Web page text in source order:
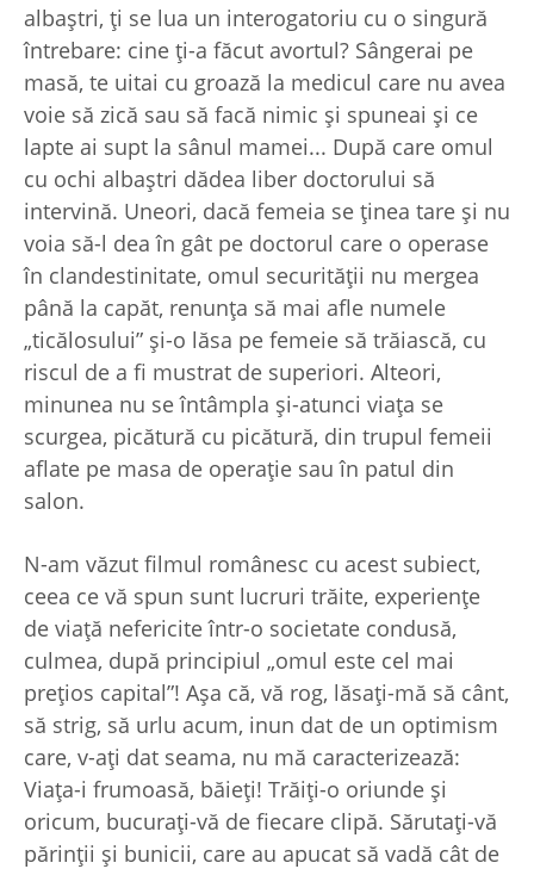
albaştri, ţi se lua un interogatoriu cu o singură
întrebare: cine ţi-a făcut avortul? Sângerai pe
masă, te uitai cu groază la medicul care nu avea
voie să zică sau să facă nimic şi spuneai şi ce
lapte ai supt la sânul mamei... După care omul
cu ochi albaştri dădea liber doctorului să
intervină. Uneori, dacă femeia se ţinea tare şi nu
voia să-l dea în gât pe doctorul care o operase
în clandestinitate, omul securităţii nu mergea
până la capăt, renunţa să mai afle numele
„ticălosului” şi-o lăsa pe femeie să trăiască, cu
riscul de a fi mustrat de superiori. Alteori,
minunea nu se întâmpla şi-atunci viaţa se
scurgea, picătură cu picătură, din trupul femeii
aflate pe masa de operaţie sau în patul din
salon.
N-am văzut filmul românesc cu acest subiect,
ceea ce vă spun sunt lucruri trăite, experienţe
de viaţă nefericite într-o societate condusă,
culmea, după principiul „omul este cel mai
preţios capital”! Aşa că, vă rog, lăsaţi-mă să cânt,
să strig, să urlu acum, inun dat de un optimism
care, v-aţi dat seama, nu mă caracterizează:
Viaţa-i frumoasă, băieţi! Trăiţi-o oriunde şi
oricum, bucuraţi-vă de fiecare clipă. Sărutaţi-vă
părinţii şi bunicii, care au apucat să vadă cât de